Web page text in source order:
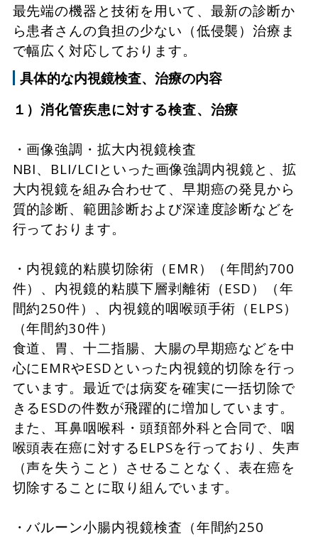
最先端の機器と技術を用いて、最新の診断か
ら患者さんの負担の少ない（低侵襲）治療ま
で幅広く対応しております。
具体的な内視鏡検査、治療の内容
１）消化管疾患に対する検査、治療
・画像強調・拡大内視鏡検査
NBI、BLI/LCIといった画像強調内視鏡と、拡
大内視鏡を組み合わせて、早期癌の発見から
質的診断、範囲診断および深達度診断などを
行っております。
・内視鏡的粘膜切除術（EMR）（年間約700
件）、内視鏡的粘膜下層剥離術（ESD）（年
間約250件）、内視鏡的咽喉頭手術（ELPS）
（年間約30件）
食道、胃、十二指腸、大腸の早期癌などを中
心にEMRやESDといった内視鏡的切除を行っ
ています。最近では病変を確実に一括切除で
きるESDの件数が飛躍的に増加しています。
また、耳鼻咽喉科・頭頚部外科と合同で、咽
喉頭表在癌に対するELPSを行っており、失声
（声を失うこと）させることなく、表在癌を
切除することに取り組んでいます。
・バルーン小腸内視鏡検査（年間約250